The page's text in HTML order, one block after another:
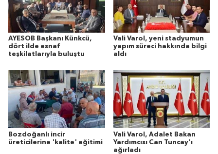
AYESOB Başkanı Künkcü,
dört ilde esnaf
teşkilatlarıyla buluştu
Vali Varol, yeni stadyumun
yapım süreci hakkında bilgi
aldı
Bozdoğanlı incir
üreticilerine 'kalite' eğitimi
Vali Varol, Adalet Bakan
Yardımcısı Can Tuncay'ı
ağırladı